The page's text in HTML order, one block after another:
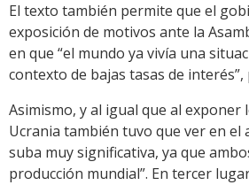
El texto también permite que el
exposición de motivos ante la
en que “el mundo ya vivía una
contexto de bajas tasas de
Asimismo, y al igual que al
Ucrania también tuvo que ver en
suba muy significativa, ya que
producción mundial”. En tercer